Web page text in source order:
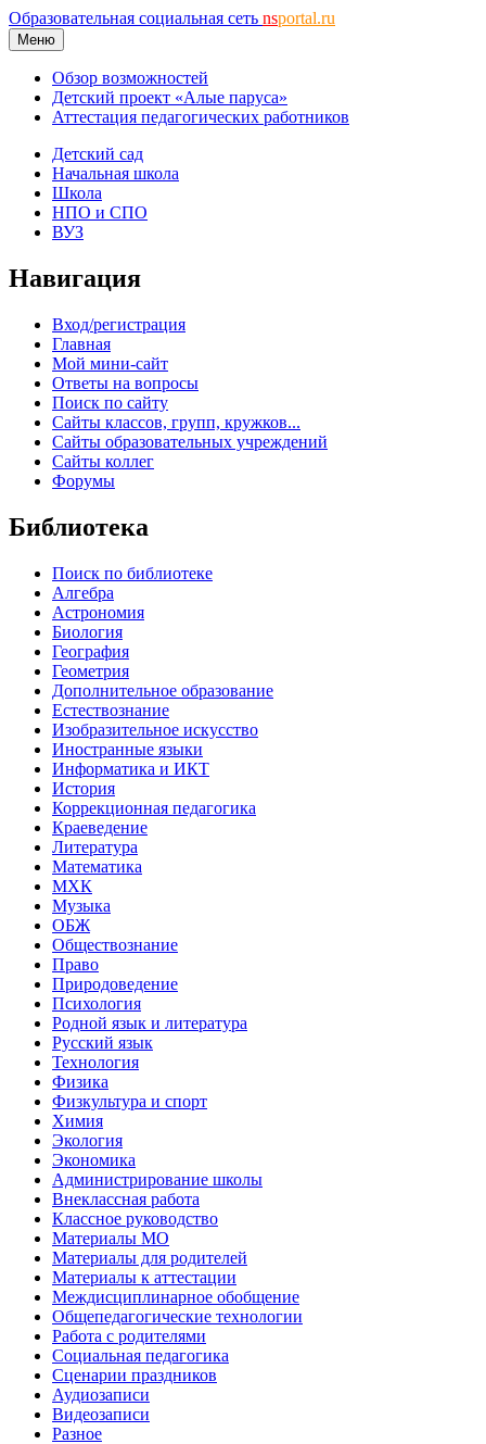
Образовательная социальная сеть nsportal.ru
Меню
Обзор возможностей
Детский проект «Алые паруса»
Аттестация педагогических работников
Детский сад
Начальная школа
Школа
НПО и СПО
ВУЗ
Навигация
Вход/регистрация
Главная
Мой мини-сайт
Ответы на вопросы
Поиск по сайту
Сайты классов, групп, кружков...
Сайты образовательных учреждений
Сайты коллег
Форумы
Библиотека
Поиск по библиотеке
Алгебра
Астрономия
Биология
География
Геометрия
Дополнительное образование
Естествознание
Изобразительное искусство
Иностранные языки
Информатика и ИКТ
История
Коррекционная педагогика
Краеведение
Литература
Математика
МХК
Музыка
ОБЖ
Обществознание
Право
Природоведение
Психология
Родной язык и литература
Русский язык
Технология
Физика
Физкультура и спорт
Химия
Экология
Экономика
Администрирование школы
Внеклассная работа
Классное руководство
Материалы МО
Материалы для родителей
Материалы к аттестации
Междисциплинарное обобщение
Общепедагогические технологии
Работа с родителями
Социальная педагогика
Сценарии праздников
Аудиозаписи
Видеозаписи
Разное